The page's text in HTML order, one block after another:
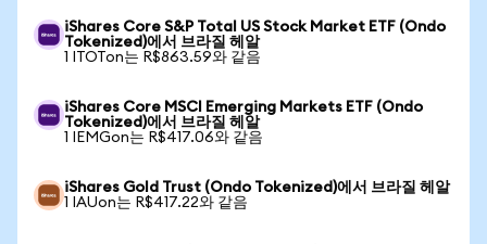
iShares Core S&P Total US Stock Market ETF (Ondo
Tokenized)에서 브라질 헤알
1 ITOTon는 R$863.59와 같음
iShares Core MSCI Emerging Markets ETF (Ondo
Tokenized)에서 브라질 헤알
1 IEMGon는 R$417.06와 같음
iShares Gold Trust (Ondo Tokenized)에서 브라질 헤알
1 IAUon는 R$417.22와 같음